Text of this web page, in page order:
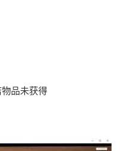
品未获得